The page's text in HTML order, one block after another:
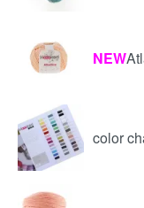
NEW
color